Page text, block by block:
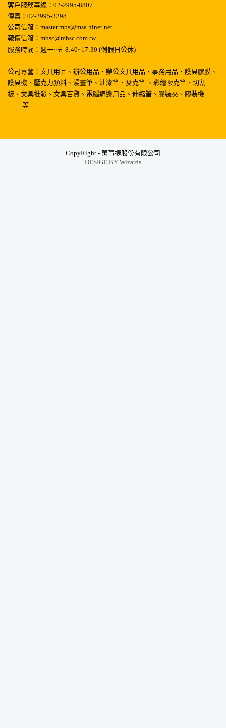
客戶服務專線：02-2995-8807
傳真：02-2995-3298
公司信箱：master.mbs@msa.hinet.net
報價信箱：mbsc@mbsc.com.tw
服務時間：週一~五 8:40~17:30 (例假日公休)
公司專營：文具用品、辦公用品、辦公文具用品、事務用品、護貝膠膜、
護貝機、壓克力顏料、漫畫筆、油漆筆、麥克筆 、彩繪嘜克筆、切割
板、文具批發、文具百貨、電腦週邊用品、伸縮筆、膠裝夾、膠裝機
…….等
CopyRight - 萬事捷股份有限公司
DESIGE BY Wizards